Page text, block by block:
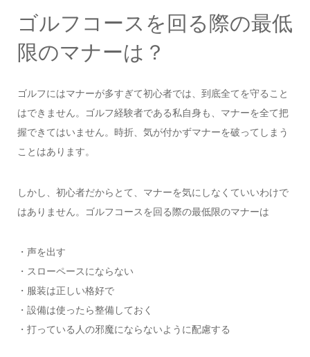
ゴルフコースを回る際の最低
限のマナーは？
ゴルフにはマナーが多すぎて初心者では、到底全てを守ること
はできません。ゴルフ経験者である私自身も、マナーを全て把
握できてはいません。時折、気が付かずマナーを破ってしまう
ことはあります。
しかし、初心者だからとて、マナーを気にしなくていいわけで
はありません。ゴルフコースを回る際の最低限のマナーは
・声を出す
・スローペースにならない
・服装は正しい格好で
・設備は使ったら整備しておく
・打っている人の邪魔にならないように配慮する